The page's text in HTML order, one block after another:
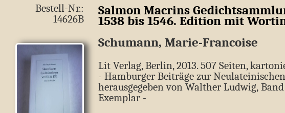
Bestell-Nr.:
14626B
Salmon Macrins
1538 bis 1546. Edition mit
Schumann, Marie-Francoise
Lit Verlag, Berlin, 2013. 507 Seiten,
- Hamburger Beiträge zur
herausgegeben von Walther Ludwig,­
Exemplar -